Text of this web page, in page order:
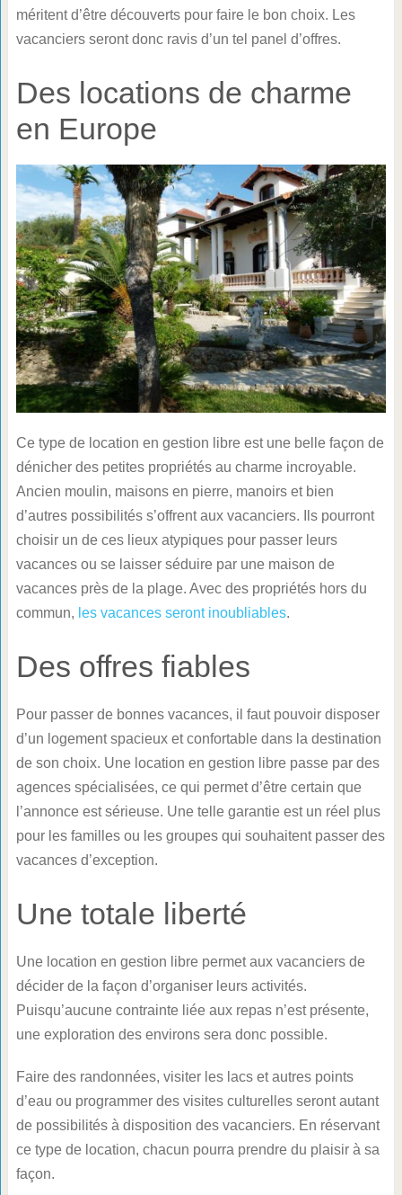
méritent d’être découverts pour faire le bon choix. Les
vacanciers seront donc ravis d’un tel panel d’offres.
Des locations de charme
en Europe
Ce type de location en gestion libre est une belle façon de
dénicher des petites propriétés au charme incroyable.
Ancien moulin, maisons en pierre, manoirs et bien
d’autres possibilités s’offrent aux vacanciers. Ils pourront
choisir un de ces lieux atypiques pour passer leurs
vacances ou se laisser séduire par une maison de
vacances près de la plage. Avec des propriétés hors du
commun, les vacances seront inoubliables.
Des offres fiables
Pour passer de bonnes vacances, il faut pouvoir disposer
d’un logement spacieux et confortable dans la destination
de son choix. Une location en gestion libre passe par des
agences spécialisées, ce qui permet d’être certain que
l’annonce est sérieuse. Une telle garantie est un réel plus
pour les familles ou les groupes qui souhaitent passer des
vacances d’exception.
Une totale liberté
Une location en gestion libre permet aux vacanciers de
décider de la façon d’organiser leurs activités.
Puisqu’aucune contrainte liée aux repas n’est présente,
une exploration des environs sera donc possible.
Faire des randonnées, visiter les lacs et autres points
d’eau ou programmer des visites culturelles seront autant
de possibilités à disposition des vacanciers. En réservant
ce type de location, chacun pourra prendre du plaisir à sa
façon.